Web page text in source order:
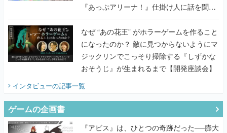
『あっぷアリーナ！』仕掛け人に話を聞い
てみた
なぜ “あの花王” がホラーゲームを作ること
になったのか？ 敵に見つからないようにマ
ジックリンでこっそり掃除する『しずかな
おそうじ』が生まれるまで【開発座談会】
インタビューの記事一覧
ゲームの企画書
『アビス』は、ひとつの奇跡だった──膨大